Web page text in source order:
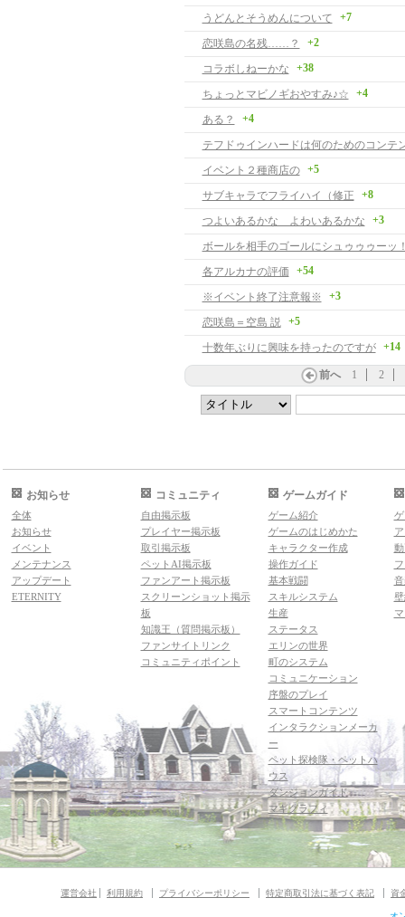
うどんとそうめんについて
+7
恋咲島の名残……？ +2
コラボしねーかな +38
ちょっとマビノギおやすみ♪☆ +4
ある？ +4
テフドゥインハードは何のためのコンテ
イベント２種商店の
+5
サブキャラでフライハイ（修正 +8
つよいあるかな よわいあるかな +3
ボールを相手のゴールにシュゥゥゥーッ
各アルカナの評価
+54
※イベント終了注意報※ +3
恋咲島＝空島 説 +5
十数年ぶりに興味を持ったのですが +14
前へ 1 2
お知らせ
全体
お知らせ
イベント
メンテナンス
アップデート
ETERNITY
コミュニティ
自由掲示板
プレイヤー掲示板
取引掲示板
ペットAI掲示板
ファンアート掲示板
スクリーンショット掲示
板
知識王（質問掲示板）
ファンサイトリンク
コミュニティポイント
ゲームガイド
ゲーム紹介
ゲームのはじめかた
キャラクター作成
操作ガイド
基本戦闘
スキルシステム
生産
ステータス
エリンの世界
町のシステム
コミュニケーション
序盤のプレイ
スマートコンテンツ
インタラクションメーカ
ー
ペット探検隊・ペットハ
ウス
ダンジョンガイド
マギグラフィ
運営会社 利用規約 プライバシーポリシー 特定商取引法に基づく表記 資